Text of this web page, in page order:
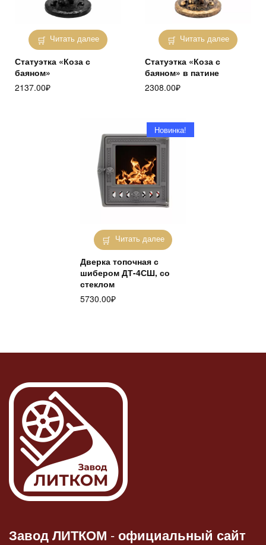
Читать далее
Статуэтка «Коза с
баяном»
2137.00₽
Читать далее
Статуэтка «Коза с
баяном» в патине
2308.00₽
Читать далее
Новинка!
Дверка топочная с
шибером ДТ-4СШ, со
стеклом
5730.00₽
Завод ЛИТКОМ -официальный сайт